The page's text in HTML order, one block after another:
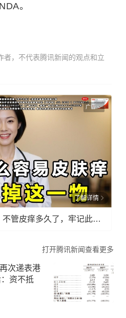
。
者，不代表腾讯新闻的观点和立
广告
了解详情
凡是皮肤瘙痒1月以上，不管皮痒多久了，牢记此法，快！准！狠！
打开腾讯新闻查看更多
次递表港
资不抵